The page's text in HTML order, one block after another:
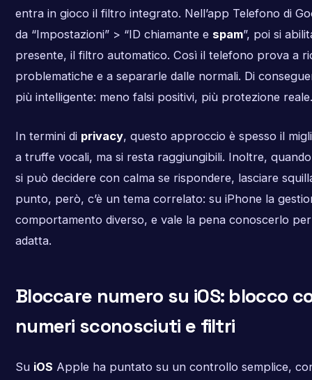
entra in gioco il filtro integrato. Nell’app Telefono di
da “Impostazioni” > “ID chiamante e spam”, poi si
presente, il filtro automatico. Così il telefono prova a
problematiche e a separarle dalle normali. Di
più intelligente: meno falsi positivi, più protezione reale.
In termini di privacy, questo approccio è spesso il
a truffe vocali, ma si resta raggiungibili. Inoltre,
si può decidere con calma se rispondere, lasciare
punto, però, c’è un tema correlato: su iPhone la
comportamento diverso, e vale la pena conoscerlo
adatta.
Bloccare numero su iOS: blocco
numeri sconosciuti e filtri
Su iOS Apple ha puntato su un controllo semplice,